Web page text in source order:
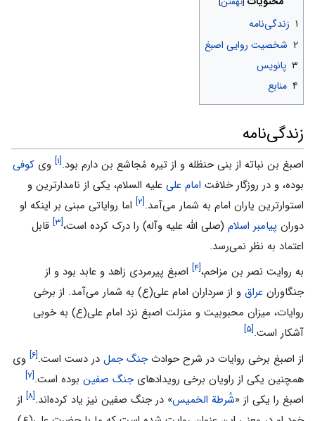
۱ زندگی‌نامه
۲ شخصیت روایی اصبغ
۳ پانویس
۴ منابع
زندگی‌نامه
اصبغ بن نباته از بنى‌ حنظله‌ و از تیره مُجاشع‌ بن‌ دارم‌ بود.[۱] وی‌ کوفى‌
بوده‌، و در روزگار خلافت‌ امام‌ علی علیه السلام، یکى‌ از نامدارترین‌ و
استوارترین‌ یاران‌ امام‌ به‌ شمار مى‌آمد.[۲]
اما روایاتى‌ مبنى‌ بر اینکه‌ او
دوران‌ پیامبر اسلام (صلی الله علیه وآله) را درک‌ کرده‌ است‌،[۳]
قابل‌
اعتماد به‌ نظر نمى‌رسد.
به‌ روایت‌ نصر بن‌ مزاحم‌،[۴]
اصبغ‌ پیرمردی‌ زاهد و عابد بود و از
جنگاوران‌ عراق‌ و از سرداران‌ امام على‌(ع‌) به‌ شمار مى‌آمد. از برخى‌
روایات‌، میزان‌ محبوبیت‌ و منزلت‌ اصبغ‌ نزد امام على‌(ع‌) به‌ خوبى‌
آشکار است.[۵]
از اصبغ‌ برخى‌ روایات‌ در شرح‌ حوادث‌جنگ‌ جمل‌ در دست‌ است.[۶]
وی‌
همچنین‌ یکى‌ از راویان‌ برخى‌ رویدادهای‌جنگ‌ صفین‌ بوده است.[۷]
اصبغ‌ را یکى‌ از «شُرطة الخمیس‌» در جنگ‌ صفین‌ نیز یاد کرده‌اند.[۸]
از